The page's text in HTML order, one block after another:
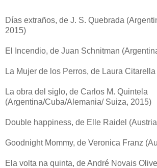
Días extraños, de J. S. Quebrada
2015)
El Incendio, de Juan Schnitman
La Mujer de los Perros, de Laura
La obra del siglo, de Carlos M. Quintela
(Argentina/Cuba/Alemania/ Suiza, 2015)
Double happiness, de Elle Raidel
Goodnight Mommy, de Veronica Franz
Ela volta na quinta, de André Novais